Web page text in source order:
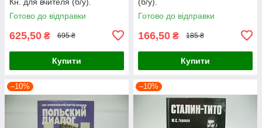
Готово до відправки
625,50 ₴ 695 ₴
Купити
Готово до відправки
166,50 ₴ 185 ₴
Купити
–10% –10%